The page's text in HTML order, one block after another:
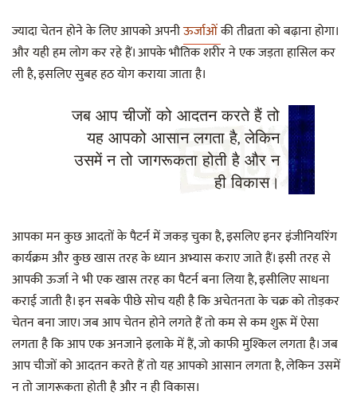
ज्यादा चेतन होने के लिए आपको अपनीऊर्जाओंकी तीव्रता को बढ़ाना होगा।
और यही हम लोग कर रहे हैं। आपके भौतिक शरीर ने एक जड़ता हासिल कर
ली है, इसलिए सुबह हठ योग कराया जाता है।
जब आप चीजों को आदतन करते हैं तो
यह आपको आसान लगता है, लेकिन
उसमें न तो जागरूकता होती है और न
ही विकास।
आपका मन कुछ आदतों के पैटर्न में जकड़ चुका है, इसलिए इनर इंजीनियरिंग
कार्यक्रम और कुछ खास तरह के ध्यान अभ्यास कराए जाते हैं। इसी तरह से
आपकी ऊर्जा ने भी एक खास तरह का पैटर्न बना लिया है, इसीलिए साधना
कराई जाती है। इन सबके पीछे सोच यही है कि अचेतनता के चक्र को तोड़कर
चेतन बना जाए। जब आप चेतन होने लगते हैं तो कम से कम शुरू में ऐसा
लगता है कि आप एक अनजाने इलाके में हैं, जो काफी मुश्किल लगता है। जब
आप चीजों को आदतन करते हैं तो यह आपको आसान लगता है, लेकिन उसमें
न तो जागरूकता होती है और न ही विकास।